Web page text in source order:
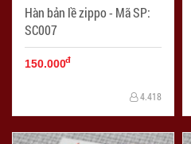
Hàn bản lề zippo - Mã SP:
SC007
150.000đ
4.418